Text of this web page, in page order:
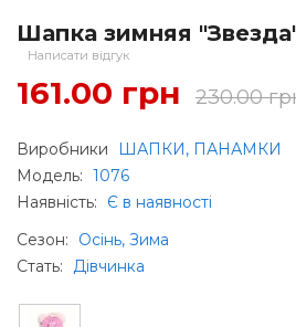
Шапка зимняя
Написати відгук
161.00 грн 230.00
Виробники
ШАПКИ, ПАНАМКИ
Модель: 1076
Наявність:
Є в наявності
Сезон:
Осінь, Зима
Стать: Дівчинка